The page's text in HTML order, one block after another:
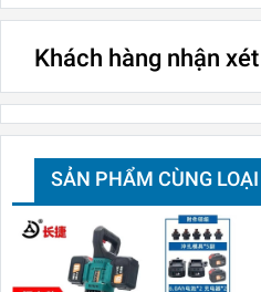
Khách hàng nhận xét
SẢN PHẨM CÙNG LOẠI